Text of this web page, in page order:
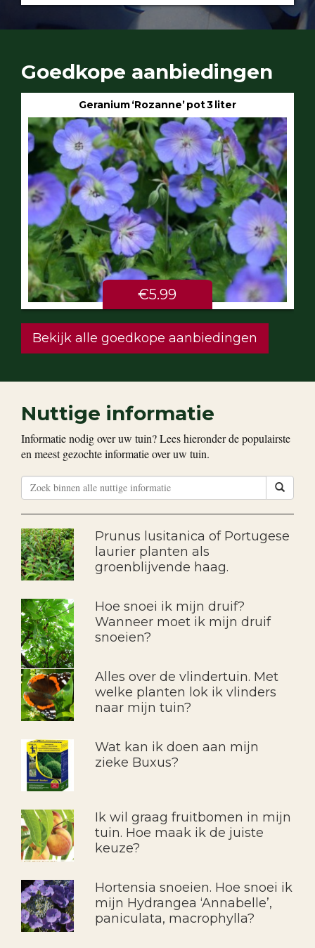
Goedkope aanbiedingen
Geranium ‘Rozanne’ pot 3 liter
€5.99
Bekijk alle goedkope aanbiedingen
Nuttige informatie
Informatie nodig over uw tuin? Lees hieronder de populairste
en meest gezochte informatie over uw tuin.
Prunus lusitanica of Portugese
laurier planten als
groenblijvende haag.
Hoe snoei ik mijn druif?
Wanneer moet ik mijn druif
snoeien?
Alles over de vlindertuin. Met
welke planten lok ik vlinders
naar mijn tuin?
Wat kan ik doen aan mijn
zieke Buxus?
Ik wil graag fruitbomen in mijn
tuin. Hoe maak ik de juiste
keuze?
Hortensia snoeien. Hoe snoei ik
mijn Hydrangea ‘Annabelle’,
paniculata, macrophylla?